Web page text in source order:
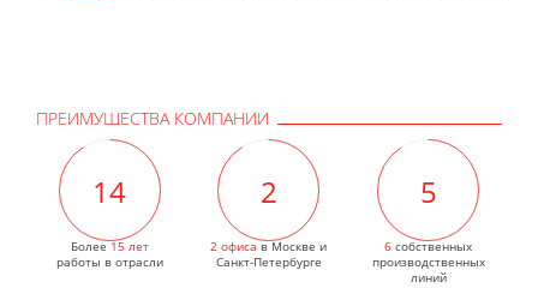
ПРЕИМУЩЕСТВА КОМПАНИИ
15
Более 15 лет
работы в отрасли
2
2 офиса в Москве и
Санкт-Петербурге
6
6 собственных
производственных
линий